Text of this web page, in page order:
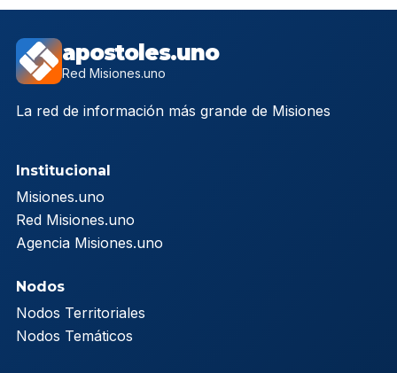
apostoles.uno
Red Misiones.uno
La red de información más grande de Misiones
Institucional
Misiones.uno
Red Misiones.uno
Agencia Misiones.uno
Nodos
Nodos Territoriales
Nodos Temáticos